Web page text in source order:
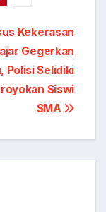
Kekerasan
Gegerkan
Polisi Selidiki
Siswi
SMA